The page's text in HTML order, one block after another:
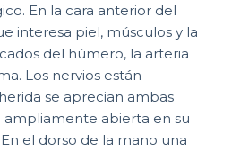
En la cara anterior del
interesa piel, músculos y la
del húmero, la arteria
Los nervios están
se aprecian ambas
ampliamente abierta en su
el dorso de la mano una